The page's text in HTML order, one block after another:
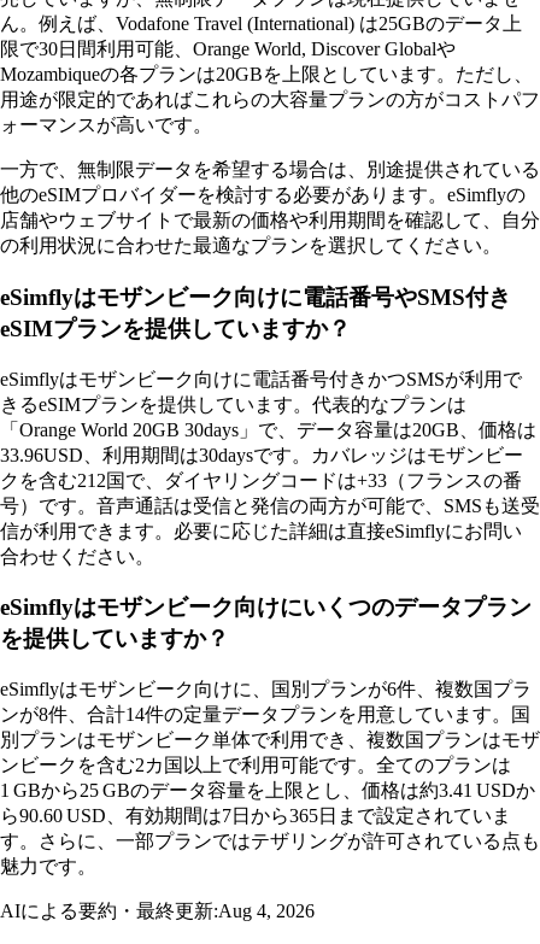
ん。例えば、Vodafone Travel (International) は25GBのデータ上
限で30日間利用可能、Orange World, Discover Globalや
Mozambiqueの各プランは20GBを上限としています。ただし、
用途が限定的であればこれらの大容量プランの方がコストパフ
ォーマンスが高いです。
一方で、無制限データを希望する場合は、別途提供されている
他のeSIMプロバイダーを検討する必要があります。eSimflyの
店舗やウェブサイトで最新の価格や利用期間を確認して、自分
の利用状況に合わせた最適なプランを選択してください。
eSimflyはモザンビーク向けに電話番号やSMS付き
eSIMプランを提供していますか？
eSimflyはモザンビーク向けに電話番号付きかつSMSが利用で
きるeSIMプランを提供しています。代表的なプランは
「Orange World 20GB 30days」で、データ容量は20GB、価格は
33.96USD、利用期間は30daysです。カバレッジはモザンビー
クを含む212国で、ダイヤリングコードは+33（フランスの番
号）です。音声通話は受信と発信の両方が可能で、SMSも送受
信が利用できます。必要に応じた詳細は直接eSimflyにお問い
合わせください。
eSimflyはモザンビーク向けにいくつのデータプラン
を提供していますか？
eSimflyはモザンビーク向けに、国別プランが6件、複数国プラ
ンが8件、合計14件の定量データプランを用意しています。国
別プランはモザンビーク単体で利用でき、複数国プランはモザ
ンビークを含む2カ国以上で利用可能です。全てのプランは
1 GBから25 GBのデータ容量を上限とし、価格は約3.41 USDか
ら90.60 USD、有効期間は7日から365日まで設定されていま
す。さらに、一部プランではテザリングが許可されている点も
魅力です。
AIによる要約・最終更新:Aug 4, 2026